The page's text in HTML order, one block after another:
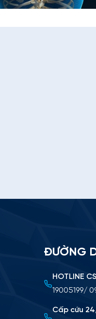
ĐƯỜNG
HOTLINE
19005199/
Cấp cứu